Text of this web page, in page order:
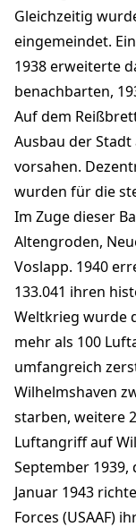
Gleichzeitig
eingemeindet.
1938 erweiterte
benachbarten,
Auf dem
Ausbau der
vorsahen.
wurden für die
Im Zuge dieser
Altengroden,
Voslapp. 1940
133.041 ihren
Weltkrieg wurde
mehr als 100
umfangreich
Wilhelmshaven
starben, weitere
Luftangriff auf
September 1939,
Januar 1943
Forces (USAAF)